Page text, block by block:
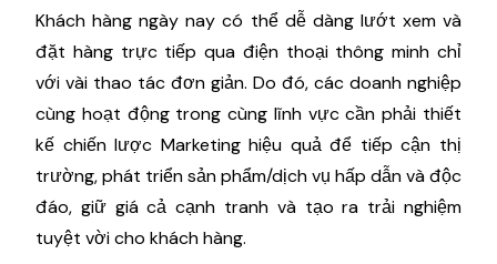
Khách hàng ngày nay có thể dễ dàng lướt xem và
đặt hàng trực tiếp qua điện thoại thông minh chỉ
với vài thao tác đơn giản. Do đó, các doanh nghiệp
cùng hoạt động trong cùng lĩnh vực cần phải thiết
kế chiến lược Marketing hiệu quả để tiếp cận thị
trường, phát triển sản phẩm/dịch vụ hấp dẫn và độc
đáo, giữ giá cả cạnh tranh và tạo ra trải nghiệm
tuyệt vời cho khách hàng.